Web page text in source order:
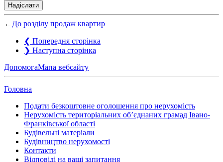
Надіслати
← До розділу продаж квартир
❮ Попередня сторінка
❯ Наступна сторінка
ДопомогаМапа вебсайту
Головна
Подати безкоштовне оголошення про нерухомість
Нерухомість територіальних об’єднаних грамад Івано-
Франківської області
Будівельні матеріали
Будівництво нерухомості
Контакти
Відповіді на ваші запитання